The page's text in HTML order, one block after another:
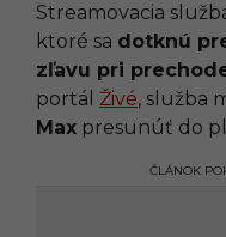
0
2
.
2
2
Streamovacia
ktoré sa dotknú
zľavu pri
portál Živé, služba
Max presunúť do
ČLÁNOK